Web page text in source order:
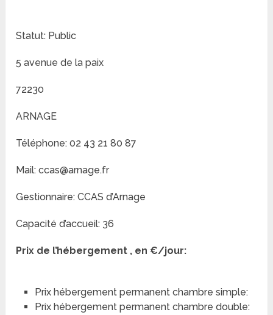
Statut: Public
5 avenue de la paix
72230
ARNAGE
Téléphone: 02 43 21 80 87
Mail: ccas@arnage.fr
Gestionnaire: CCAS d’Arnage
Capacité d’accueil: 36
Prix de l’hébergement , en €/jour:
Prix hébergement permanent chambre simple:
Prix hébergement permanent chambre double: